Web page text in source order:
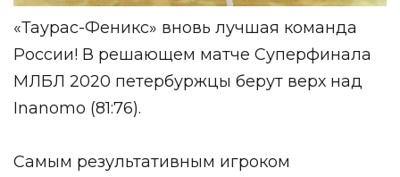
«Таурас-Феникс» вновь лучшая команда
России! В решающем матче Суперфинала
МЛБЛ 2020 петербуржцы берут верх над
Inanomo (81:76).
Самым результативным игроком